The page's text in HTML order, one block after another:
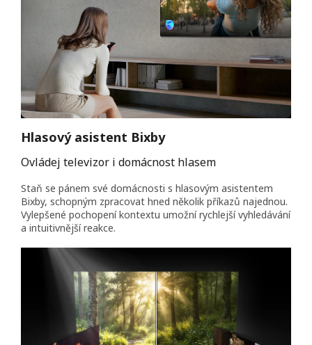
Hlasový asistent Bixby
Ovládej televizor i domácnost hlasem
Staň se pánem své domácnosti s hlasovým asistentem
Bixby, schopným zpracovat hned několik příkazů najednou.
Vylepšené pochopení kontextu umožní rychlejší vyhledávání
a intuitivnější reakce.